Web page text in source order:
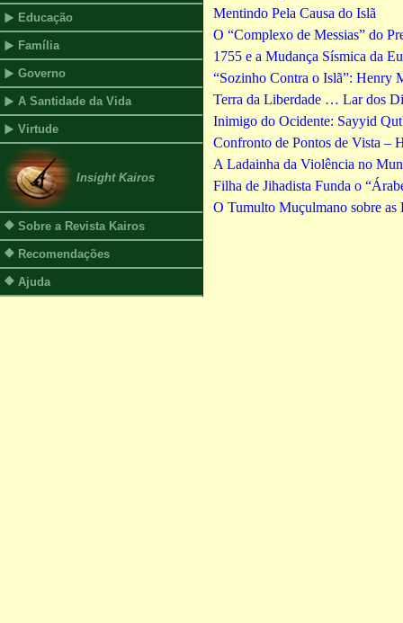
Educação
Família
Governo
A Santidade da Vida
Virtude
Insight Kairos
Sobre a Revista Kairos
Recomendações
Ajuda
Mentindo Pela Causa do Islã
O “Complexo de Messias” do
1755 e a Mudança Sísmica da
“Sozinho Contra o Islã”: Henry
Terra da Liberdade … Lar dos
Inimigo do Ocidente: Sayyid
Confronto de Pontos de Vista –
A Ladainha da Violência no
Filha de Jihadista Funda o
O Tumulto Muçulmano sobre as